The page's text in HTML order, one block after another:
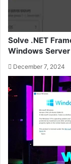
Solve .NET
Windows
December 7, 2024